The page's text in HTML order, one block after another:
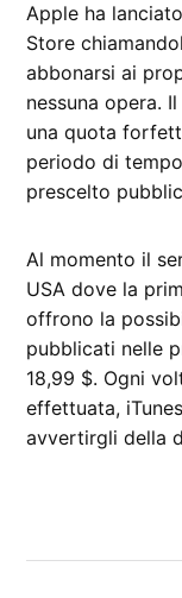
Apple ha
Store
abbonarsi ai
nessuna opera.
una quota
periodo di
prescelto
Al momento il
USA dove la
offrono la
pubblicati nelle
18,99 $. Ogni
effettuata,
avvertirgli della